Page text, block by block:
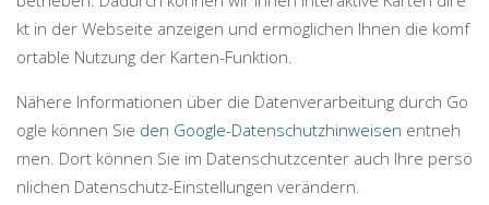
kt in der Webseite anzeigen und ermöglichen Ihnen die komf
ortable Nutzung der Karten-Funktion.
Nähere Informationen über die Datenverarbeitung durch Go
ogle können Sie den Google-Datenschutzhinweisen entneh
men. Dort können Sie im Datenschutzcenter auch Ihre persö
nlichen Datenschutz-Einstellungen verändern.